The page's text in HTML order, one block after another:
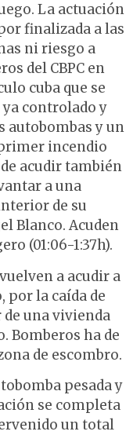
La actuación
finalizada a las
ni riesgo a
del CBPC en
cuba que se
controlado y
autobombas y un
incendio
acudir también
a una
de su
Blanco. Acuden
(01:06-1:37h).
a acudir a
por la caída de
una vivienda
Bomberos ha de
de escombro.
pesada y
se completa
un total